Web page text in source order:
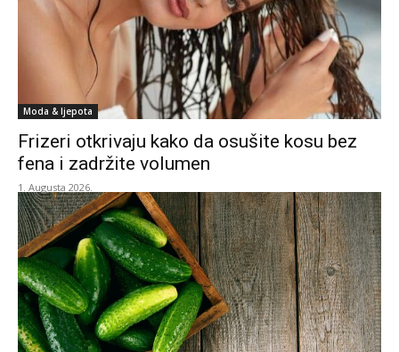
Moda & ljepota
Frizeri otkrivaju kako da osušite kosu bez
fena i zadržite volumen
1. Augusta 2026.